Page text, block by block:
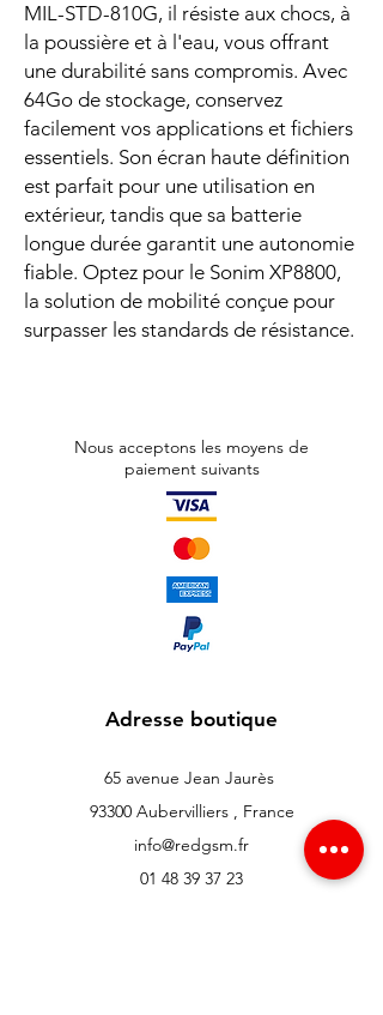
MIL-STD-810G, il résiste aux chocs, à
la poussière et à l'eau, vous offrant
une durabilité sans compromis. Avec
64Go de stockage, conservez
facilement vos applications et fichiers
essentiels. Son écran haute définition
est parfait pour une utilisation en
extérieur, tandis que sa batterie
longue durée garantit une autonomie
fiable. Optez pour le Sonim XP8800,
la solution de mobilité conçue pour
surpasser les standards de résistance.
Nous acceptons les moyens de
paiement suivants
Adresse boutique
65 avenue Jean Jaurès
93300 Aubervilliers , France
info@redgsm.fr
01 48 39 37 23